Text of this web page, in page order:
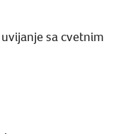
sa cvetnim